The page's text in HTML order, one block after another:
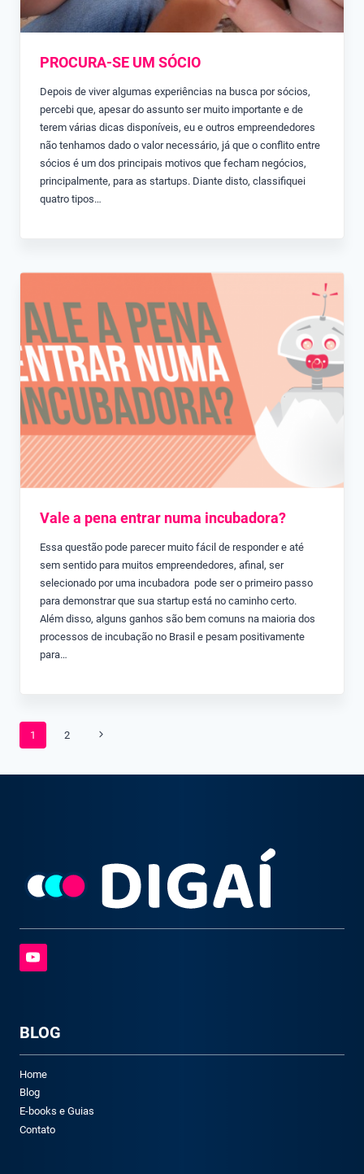
PROCURA-SE UM SÓCIO
Depois de viver algumas experiências na busca por sócios,
percebi que, apesar do assunto ser muito importante e de
terem várias dicas disponíveis, eu e outros empreendedores
não tenhamos dado o valor necessário, já que o conflito entre
sócios é um dos principais motivos que fecham negócios,
principalmente, para as startups. Diante disto, classifiquei
quatro tipos…
Vale a pena entrar numa incubadora?
Essa questão pode parecer muito fácil de responder e até
sem sentido para muitos empreendedores, afinal, ser
selecionado por uma incubadora pode ser o primeiro passo
para demonstrar que sua startup está no caminho certo.
Além disso, alguns ganhos são bem comuns na maioria dos
processos de incubação no Brasil e pesam positivamente
para…
Navegação
da
Página
1 2
Página
BLOG
Home
Blog
E-books e Guias
Contato